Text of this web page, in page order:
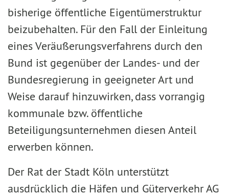
bisherige öffentliche Eigentümerstruktur
beizubehalten. Für den Fall der Einleitung
eines Veräußerungsverfahrens durch den
Bund ist gegenüber der Landes- und der
Bundesregierung in geeigneter Art und
Weise darauf hinzuwirken, dass vorrangig
kommunale bzw. öffentliche
Beteiligungsunternehmen diesen Anteil
erwerben können.
Der Rat der Stadt Köln unterstützt
ausdrücklich die Häfen und Güterverkehr AG